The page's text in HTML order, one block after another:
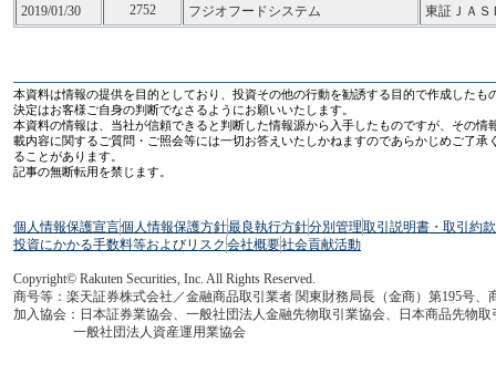
2019/01/30
2752 フジオフードシステム 東証ＪＡＳ
本資料は情報の提供を目的としており、投資その他の行動を勧誘する目的で作成した
決定はお客様ご自身の判断でなさるようにお願いいたします。
本資料の情報は、当社が信頼できると判断した情報源から入手したものですが、その
載内容に関するご質問・ご照会等には一切お答えいたしかねますのであらかじめご了
ることがあります。
記事の無断転用を禁じます。
個人情報保護宣言個人情報保護方針最良執行方針分別管理取引説明書・取引約
投資にかかる手数料等およびリスク 会社概要社会貢献活動
Copyright© Rakuten Securities, Inc. All Rights Reserved.
商号等：楽天証券株式会社／金融商品取引業者 関東財務局長（金商）第195号、
加入協会：日本証券業協会、一般社団法人金融先物取引業協会、日本商品先物
一般社団法人資産運用業協会